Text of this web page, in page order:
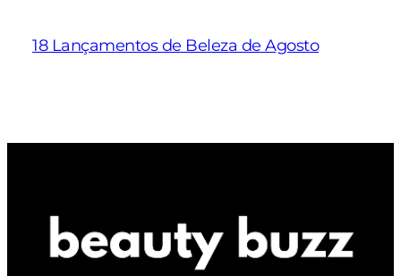
18 Lançamentos de Beleza de Agosto